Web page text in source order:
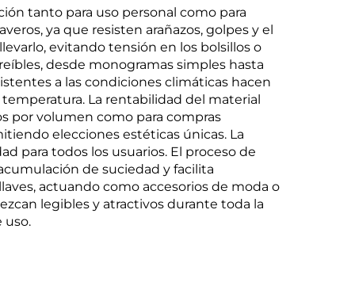
tanto para uso personal como para
ya que resisten arañazos, golpes y el
evitando tensión en los bolsillos o
desde monogramas simples hasta
a las condiciones climáticas hacen
La rentabilidad del material
por volumen como para compras
elecciones estéticas únicas. La
para todos los usuarios. El proceso de
de suciedad y facilita
actuando como accesorios de moda o
legibles y atractivos durante toda la
uso.